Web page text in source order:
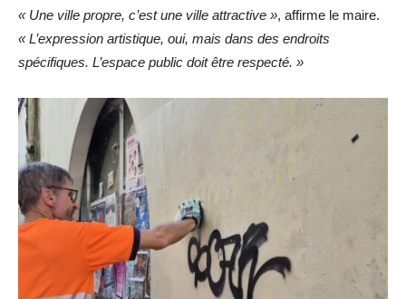
« Une ville propre, c’est une ville attractive », affirme le maire.
« L’expression artistique, oui, mais dans des endroits
spécifiques. L’espace public doit être respecté. »